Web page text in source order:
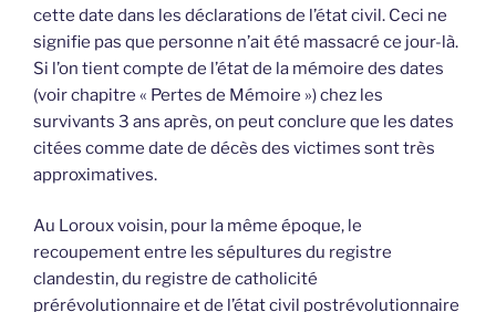
cette date dans les déclarations de l’état civil. Ceci ne
signifie pas que personne n’ait été massacré ce jour-là.
Si l’on tient compte de l’état de la mémoire des dates
(voir chapitre « Pertes de Mémoire ») chez les
survivants 3 ans après, on peut conclure que les dates
citées comme date de décès des victimes sont très
approximatives.
Au Loroux voisin, pour la même époque, le
recoupement entre les sépultures du registre
clandestin, du registre de catholicité
prérévolutionnaire et de l’état civil postrévolutionnaire